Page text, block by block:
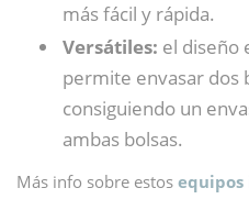
más fácil y rápida.
Versátiles: el diseño
permite envasar dos
consiguiendo un
ambas bolsas.
Más info sobre estos equipos